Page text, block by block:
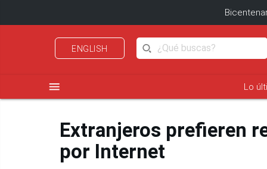
ENGLISH
menu Lo
Extranjeros prefieren
por Internet